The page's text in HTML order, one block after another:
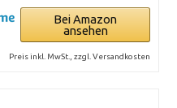
Bei Amazon
ansehen
Preis inkl. MwSt., zzgl. Versandkosten